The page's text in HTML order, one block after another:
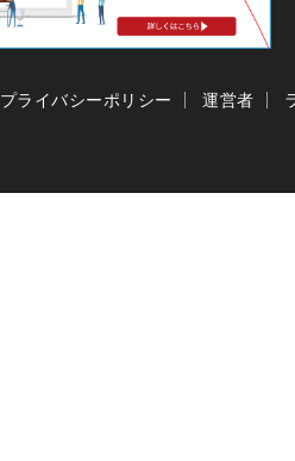
プライバシーポリシー 運営者